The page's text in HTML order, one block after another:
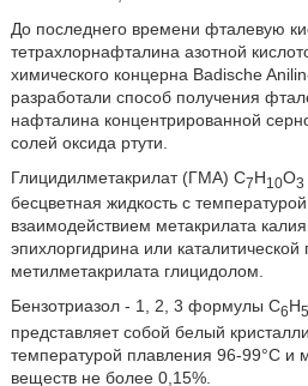
До последнего времени фталевую
тетрахлорнафталина азотной
химического концерна Badische
разработали способ получения
нафталина концентрированной
солей оксида ртути.
Глицидилметакрилат (ГМА) C7H10O3
бесцветная жидкость с
взаимодействием метакрилата
эпихлоргидрина или
метилметакрилата глицидолом.
Бензотриазол - 1, 2, 3 формулы C6H5
представляет собой белый
температурой плавления 96-99°C и
веществ не более 0,15%.